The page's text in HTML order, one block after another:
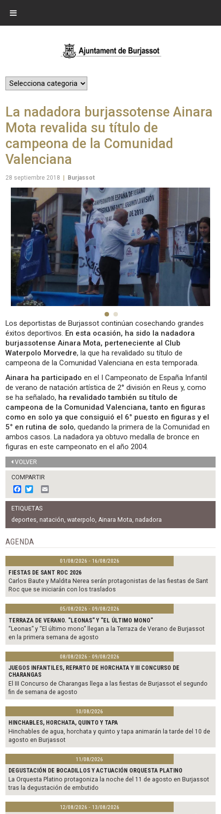
La nadadora burjassotense Ainara
Mota revalida su título de
campeona de la Comunidad
Valenciana
28 septiembre 2018 Burjassot
Los deportistas de Burjassot continúan cosechando grandes
éxitos deportivos. En esta ocasión, ha sido la nadadora
burjassotense Ainara Mota, perteneciente al Club
Waterpolo Morvedre, la que ha revalidado su título de
campeona de la Comunidad Valenciana en esta temporada.
Ainara ha participado en el I Campeonato de España Infantil
de verano de natación artística de 2° división en Reus y, como
se ha señalado, ha revalidado también su título de
campeona de la Comunidad Valenciana, tanto en figuras
como en solo ya que consiguió el 6° puesto en figuras y el
5° en rutina de solo, quedando la primera de la Comunidad en
ambos casos. La nadadora ya obtuvo medalla de bronce en
figuras en este campeonato en el año 2004.
VOLVER
COMPARTIR
F
a
c
e
b
o
o
k
w
i
t
t
e
m
l
ETIQUETAS
deportes, natación,waterpolo,Ainara Mota, nadadora
AGENDA
01/08/2026 - 16/08/2026
FIESTAS DE SANT ROC 2026
Carlos Baute y Maldita Nerea serán protagonistas de las fiestas de Sant
Roc que se iniciarán con los traslados
05/08/2026 - 09/08/2026
TERRAZA DE VERANO. "LEONAS" Y "EL ÚLTIMO MONO"
“Leonas” y “El último mono” llegan a la Terraza de Verano de Burjassot
en la primera semana de agosto
08/08/2026 - 09/08/2026
JUEGOS INFANTILES, REPARTO DE HORCHATA Y III CONCURSO DE
CHARANGAS
El III Concurso de Charangas llega a las fiestas de Burjassot el segundo
fin de semana de agosto
10/08/2026
HINCHABLES, HORCHATA, QUINTO Y TAPA
Hinchables de agua, horchata y quinto y tapa animarán la tarde del 10 de
agosto en Burjassot
11/08/2026
DEGUSTACIÓN DE BOCADILLOS Y ACTUACIÓN ORQUESTA PLATINO
La Orquesta Platino protagoniza la noche del 11 de agosto en Burjassot
tras la degustación de embutido
12/08/2026 - 13/08/2026